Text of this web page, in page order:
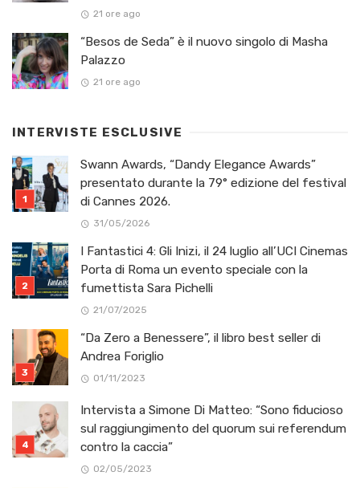
21 ore ago
“Besos de Seda” è il nuovo singolo di Masha
Palazzo
21 ore ago
INTERVISTE ESCLUSIVE
Swann Awards, “Dandy Elegance Awards”
presentato durante la 79° edizione del festival
di Cannes 2026.
31/05/2026
I Fantastici 4: Gli Inizi, il 24 luglio all’UCI Cinemas
Porta di Roma un evento speciale con la
fumettista Sara Pichelli
21/07/2025
“Da Zero a Benessere”, il libro best seller di
Andrea Foriglio
01/11/2023
Intervista a Simone Di Matteo: “Sono fiducioso
sul raggiungimento del quorum sui referendum
contro la caccia”
02/05/2023